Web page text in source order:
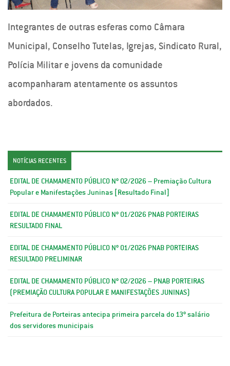
Integrantes de outras esferas como Câmara
Municipal, Conselho Tutelas, Igrejas, Sindicato Rural,
Polícia Militar e jovens da comunidade
acompanharam atentamente os assuntos
abordados.
NOTÍCIAS RECENTES
EDITAL DE CHAMAMENTO PÚBLICO Nº 02/2026 – Premiação Cultura
Popular e Manifestações Juninas [Resultado Final]
EDITAL DE CHAMAMENTO PÚBLICO Nº 01/2026 PNAB PORTEIRAS
RESULTADO FINAL
EDITAL DE CHAMAMENTO PÚBLICO Nº 01/2026 PNAB PORTEIRAS
RESULTADO PRELIMINAR
EDITAL DE CHAMAMENTO PÚBLICO Nº 02/2026 – PNAB PORTEIRAS
(PREMIAÇÃO CULTURA POPULAR E MANIFESTAÇÕES JUNINAS)
Prefeitura de Porteiras antecipa primeira parcela do 13º salário
dos servidores municipais